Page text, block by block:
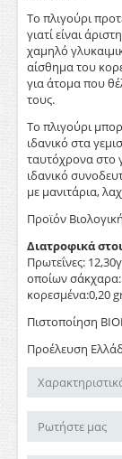
Το πλιγούρι
γιατί είναι
χαμηλό
αίσθημα του
για άτομα που
τους.
Το πλιγούρι
ιδανικό στα
ταυτόχρονα στο
ιδανικό
με μανιτάρια,
Προϊόν
Διατροφικά
Πρωτεΐνες:
οποίων
κορεσμένα:0,20
Πιστοποίηση
Προέλευση
Ρωτήστε μας